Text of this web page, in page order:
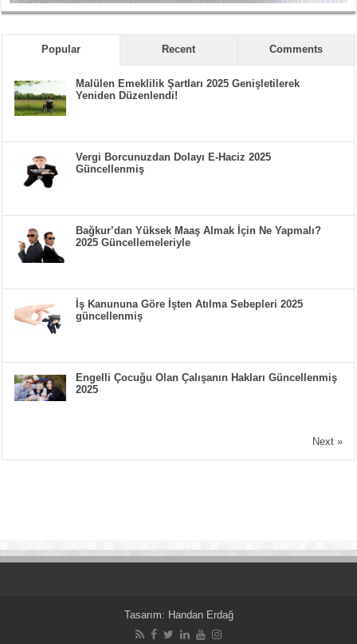
Popular Recent Comments
Malülen Emeklilik Şartları 2025 Genişletilerek
Yeniden Düzenlendi!
Vergi Borcunuzdan Dolayı E-Haciz 2025
Güncellenmiş
Bağkur’dan Yüksek Maaş Almak İçin Ne Yapmalı?
2025 Güncellemeleriyle
İş Kanununa Göre İşten Atılma Sebepleri 2025
güncellenmiş
Engelli Çocuğu Olan Çalışanın Hakları Güncellenmiş
2025
Next »
Tasarım: Handan Erdağ